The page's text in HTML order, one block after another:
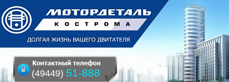
(49449) 51-888